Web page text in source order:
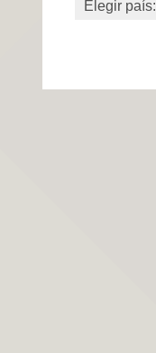
Elegir país: